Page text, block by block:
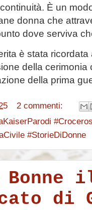
È un
donna che
dove serviva
è stata
della cerimonia
della prima
2 commenti:
#StorieDiDonne
Bonne
di